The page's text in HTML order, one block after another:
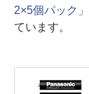
2×5個パック」
ています。